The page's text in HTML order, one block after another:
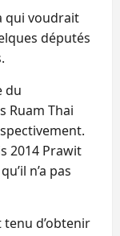
qui voudrait
députés
du
Ruam Thai
2014 Prawit
n’a pas
d’obtenir